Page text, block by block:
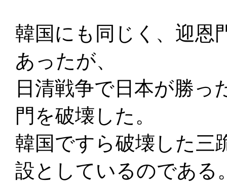
韓国にも同じく、迎恩
あったが、
日清戦争で日本が勝っ
門を破壊した。
韓国ですら破壊した三
設としているのである